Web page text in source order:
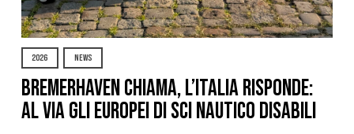
2026 NEWS
Bremerhaven chiama, l’Italia risponde:
al via gli Europei di Sci Nautico Disabili